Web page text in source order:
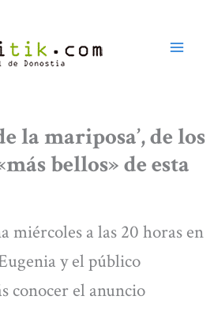
la mariposa’, de los
bellos» de esta
miércoles a las 20 horas en
y el público
conocer el anuncio